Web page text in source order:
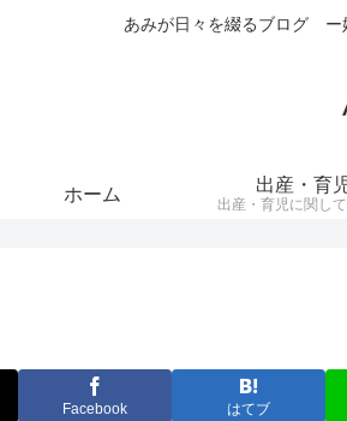
あみが日々を綴るブログ ー
ホーム
出産・育
出産・育児に関し
Facebook はてブ